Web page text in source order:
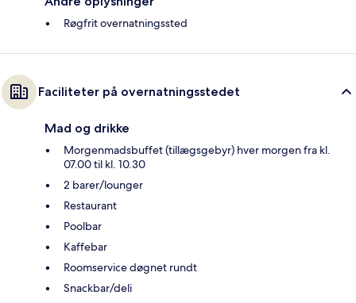
Røgfrit overnatningssted
Faciliteter på overnatningsstedet
Mad og drikke
Morgenmadsbuffet (tillægsgebyr) hver morgen fra kl.
07.00 til kl. 10.30
2 barer/lounger
Restaurant
Poolbar
Kaffebar
Roomservice døgnet rundt
Snackbar/deli